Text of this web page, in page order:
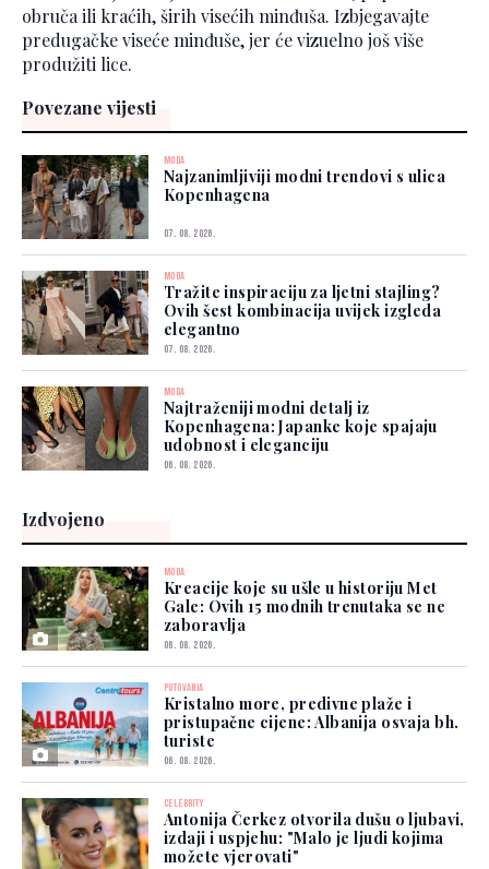
obruča ili kraćih, širih visećih minđuša. Izbjegavajte
predugačke viseće minđuše, jer će vizuelno još više
produžiti lice.
Povezane vijesti
MODA
Najzanimljiviji modni trendovi s ulica
Kopenhagena
07. 08. 2026.
MODA
Tražite inspiraciju za ljetni stajling?
Ovih šest kombinacija uvijek izgleda
elegantno
07. 08. 2026.
MODA
Najtraženiji modni detalj iz
Kopenhagena: Japanke koje spajaju
udobnost i eleganciju
06. 08. 2026.
Izdvojeno
MODA
Kreacije koje su ušle u historiju Met
Gale: Ovih 15 modnih trenutaka se ne
zaboravlja
06. 08. 2026.
PUTOVANJA
Kristalno more, predivne plaže i
pristupačne cijene: Albanija osvaja bh.
turiste
06. 08. 2026.
CELEBRITY
Antonija Čerkez otvorila dušu o ljubavi,
izdaji i uspjehu: "Malo je ljudi kojima
možete vjerovati"